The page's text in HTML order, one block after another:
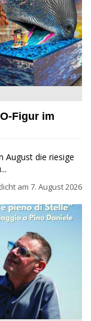
Water
Figur im
August die riesige
am 7. August 2026